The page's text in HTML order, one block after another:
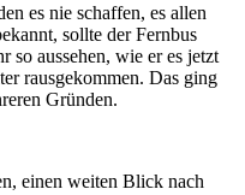
es nie schaffen, es allen
sollte der Fernbus
so aussehen, wie er es jetzt
rausgekommen. Das ging
Gründen.
einen weiten Blick nach